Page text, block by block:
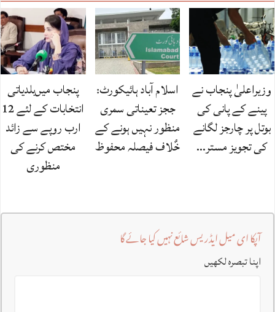
وزیراعلیٰ پنجاب نے
پینے کے پانی کی
بوتل پر چارجز لگانے
کی تجویز مستر…
اسلام آباد ہائیکورٹ:
ججز تعیناتی سمری
منظور نہیں‌ ہونے کے
خٌلاف فیصلہ محفوظ
پنجاب میں‌بلدیاتی
انتخابات کے لئے 12
ارب روپے سے زائد
مختص کرنے کی
منظوری
آپکا ای میل ایڈریس شائع نہیں کیا جائے گا
اپنا تبصرہ لکھیں